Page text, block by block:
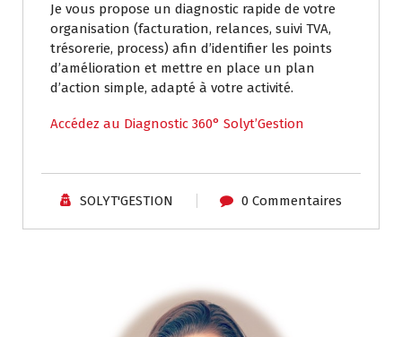
Je vous propose un diagnostic rapide de votre
organisation (facturation, relances, suivi TVA,
trésorerie, process) afin d’identifier les points
d’amélioration et mettre en place un plan
d’action simple, adapté à votre activité.
Accédez au Diagnostic 360° Solyt’Gestion
SOLYT'GESTION 0 Commentaires